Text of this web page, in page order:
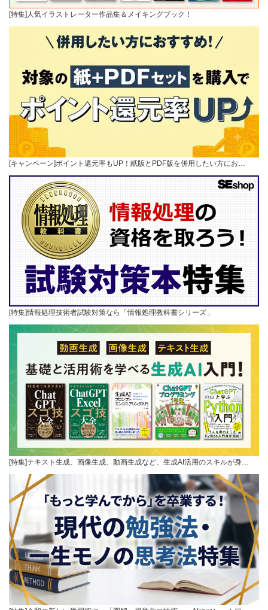
[特集]人気イラストレーター作品集＆メイキングブック！
[キャンペーン]ポイント還元率もUP！紙版とPDF版を併用したい方にお…
[特集]情報処理技術者試験対策なら「情報処理教科書シリーズ」
[特集]テキスト生成、画像生成、動画生成など、生成AI活用のスキルが身…